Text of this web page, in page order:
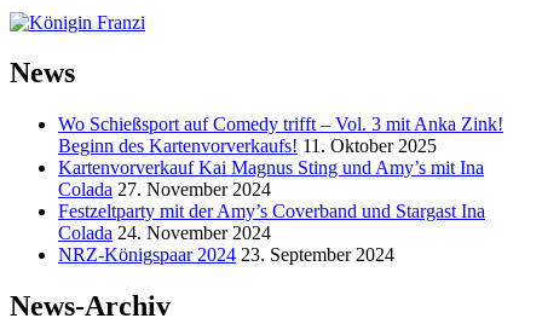
News
Wo Schießsport auf Comedy trifft – Vol. 3 mit Anka Zink!
Beginn des Kartenvorverkaufs! 11. Oktober 2025
Kartenvorverkauf Kai Magnus Sting und Amy’s mit Ina
Colada 27. November 2024
Festzeltparty mit der Amy’s Coverband und Stargast Ina
Colada 24. November 2024
NRZ-Königspaar 2024 23. September 2024
News-Archiv